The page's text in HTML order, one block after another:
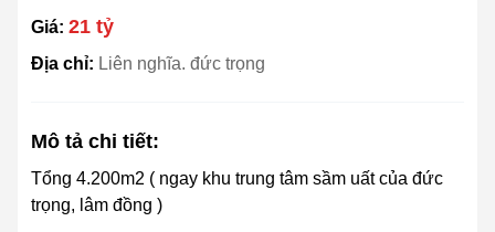
Giá: 21 tỷ
Địa chỉ: Liên nghĩa. đức trọng
Mô tả chi tiết:
Tổng 4.200m2 ( ngay khu trung tâm sầm uất của đức
trọng, lâm đồng )